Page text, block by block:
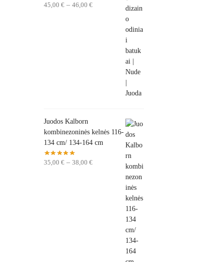
45,00 € – 46,00 €
Juodos Kalborn
kombinezoninės kelnės 116-
134 cm/ 134-164 cm
35,00 € – 38,00 €